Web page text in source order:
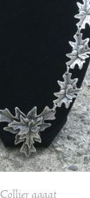
Collier agaat